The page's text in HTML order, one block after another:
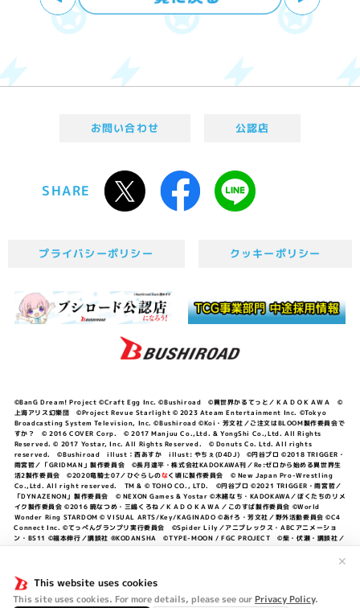
This website uses cookies
This site uses cookies. For more details, please see our Privacy Policy.
✕
お問い合わせ 公認店
SHARE
プライバシーポリシー クッキーポリシー
©BanG Dream! Project ©Craft Egg Inc. ©Bushiroad ©異世界かるてっと／ＫＡＤＯＫＡＷＡ ©
上海アリス幻樂団 ©Project Revue Starlight © 2023 Ateam Entertainment Inc. ©Tokyo
Broadcasting System Television, Inc. ©Bushiroad ©Koi・芳文社／ご注文はBLOOM製作委員会で
すか？ © 2016 COVER Corp. © 2017 Manjuu Co.,Ltd. & YongShi Co.,Ltd. All Rights
Reserved. © 2017 Yostar, Inc. All Rights Reserved. © Donuts Co. Ltd. All rights
reserved. ©Bushiroad illust：西あすか illust: やちぇ(D4DJ) ©円谷プロ ©2018 TRIGGER・
雨宮哲／「GRIDMAN」製作委員会 ©長月達平・株式会社KADOKAWA刊／Re:ゼロから始める異世界生
活2製作委員会 ©2020竜騎士07／ひぐらしのなく頃に製作委員会 © New Japan Pro-Wrestling
Co.,Ltd. All right reserved. TM & © TOHO CO., LTD. ©円谷プロ ©2021 TRIGGER・雨宮哲／
「DYNAZENON」製作委員会 © NEXON Games & Yostar ©木緒なち・KADOKAWA／ぼくたちのリメ
イク製作委員会 ©2016 暁なつめ・三嶋くろね／ＫＡＤＯＫＡＷＡ／このすば製作委員会 ©World
Wonder Ring STARDOM © VISUAL ARTS/Key/KAGINADO ©あfろ・芳文社／野外活動委員会 ©C4
Connect Inc. ©てっぺんグランプリ実行委員会 ©Spider Lily／アニプレックス・ABCアニメーショ
ン・BS11 ©福本伸行／講談社 ®KODANSHA ©TYPE-MOON / FGC PROJECT ©柴・伏瀬・講談社／
©中村力斗・野澤ゆき子／集英社・君のことが大大大大大好きな製作委員会 ©IIS-P／ぽんのみち製作委
員会 ©円谷プロ ©2023 TRIGGER・雨宮哲／「劇場版グリッドマンユニバース」製作委員会 © NEXON
Games／アビドス商店街 ©プロジェクトラブライブ！蓮ノ空女学院スクールアイドルクラブ ©「勇気爆